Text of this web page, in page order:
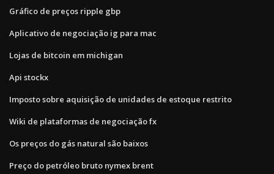
Gráfico de preços ripple gbp
Aplicativo de negociação ig para mac
Lojas de bitcoin em michigan
Api stockx
Imposto sobre aquisição de unidades de estoque restrito
Wiki de plataformas de negociação fx
Os preços do gás natural são baixos
Preço do petróleo bruto nymex brent